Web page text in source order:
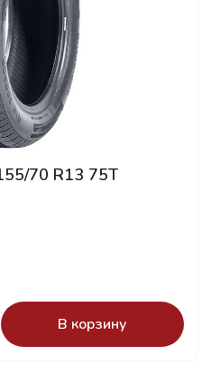
70 R13 75T
В корзину